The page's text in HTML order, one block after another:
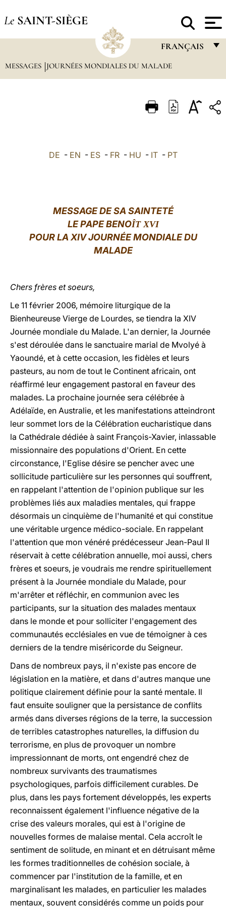
Le SAINT-SIÈGE
FRANÇAIS
FRANÇAIS
ITALIANO
العربيّة
LATINE
MESSAGES JOURNÉES MONDIALES DU MALADE
DE - EN - ES- FR- HU - IT- PT
MESSAGE DE SA SAINTETÉ
LE PAPE BENOÎT XVI
POUR LA XIV JOURNÉE MONDIALE DU
MALADE
Chers frères et soeurs,
Le 11 février 2006, mémoire liturgique de la
Bienheureuse Vierge de Lourdes, se tiendra la XIV
Journée mondiale du Malade. L'an dernier, la Journée
s'est déroulée dans le sanctuaire marial de Mvolyé à
Yaoundé, et à cette occasion, les fidèles et leurs
pasteurs, au nom de tout le Continent africain, ont
réaffirmé leur engagement pastoral en faveur des
malades. La prochaine journée sera célébrée à
Adélaïde, en Australie, et les manifestations atteindront
leur sommet lors de la Célébration eucharistique dans
la Cathédrale dédiée à saint François-Xavier, inlassable
missionnaire des populations d'Orient. En cette
circonstance, l'Eglise désire se pencher avec une
sollicitude particulière sur les personnes qui souffrent,
en rappelant l'attention de l'opinion publique sur les
problèmes liés aux maladies mentales, qui frappe
désormais un cinquième de l'humanité et qui constitue
une véritable urgence médico-sociale. En rappelant
l'attention que mon vénéré prédécesseur Jean-Paul II
réservait à cette célébration annuelle, moi aussi, chers
frères et soeurs, je voudrais me rendre spirituellement
présent à la Journée mondiale du Malade, pour
m'arrêter et réfléchir, en communion avec les
participants, sur la situation des malades mentaux
dans le monde et pour solliciter l'engagement des
communautés ecclésiales en vue de témoigner à ces
derniers de la tendre miséricorde du Seigneur.
Dans de nombreux pays, il n'existe pas encore de
législation en la matière, et dans d'autres manque une
politique clairement définie pour la santé mentale. Il
faut ensuite souligner que la persistance de conflits
armés dans diverses régions de la terre, la succession
de terribles catastrophes naturelles, la diffusion du
terrorisme, en plus de provoquer un nombre
impressionnant de morts, ont engendré chez de
nombreux survivants des traumatismes
psychologiques, parfois difficilement curables. De
plus, dans les pays fortement développés, les experts
reconnaissent également l'influence négative de la
crise des valeurs morales, qui est à l'origine de
nouvelles formes de malaise mental. Cela accroît le
sentiment de solitude, en minant et en détruisant même
les formes traditionnelles de cohésion sociale, à
commencer par l'institution de la famille, et en
marginalisant les malades, en particulier les malades
mentaux, souvent considérés comme un poids pour